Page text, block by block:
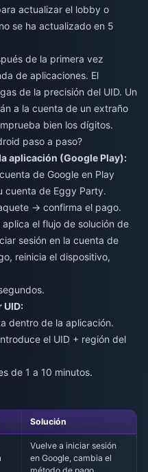
actualizar el lobby o
se ha actualizado en 5
de la primera vez
de aplicaciones. El
de la precisión del UID. Un
a la cuenta de un extraño
bien los dígitos.
paso a paso?
aplicación (Google Play):
de Google en Play
cuenta de Eggy Party.
→ confirma el pago.
el flujo de solución de
sesión en la cuenta de
reinicia el dispositivo,
UID:
dentro de la aplicación.
el UID + región del
de 1 a 10 minutos.
Solución
Vuelve a iniciar sesión
en Google, cambia el